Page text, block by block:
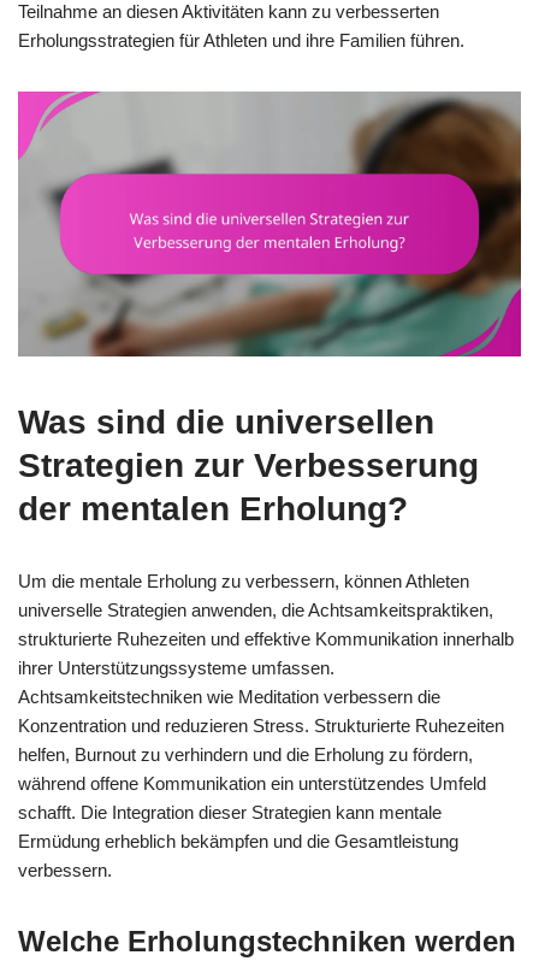
Teilnahme an diesen Aktivitäten kann zu verbesserten
Erholungsstrategien für Athleten und ihre Familien führen.
Was sind die universellen
Strategien zur Verbesserung
der mentalen Erholung?
Um die mentale Erholung zu verbessern, können Athleten
universelle Strategien anwenden, die Achtsamkeitspraktiken,
strukturierte Ruhezeiten und effektive Kommunikation innerhalb
ihrer Unterstützungssysteme umfassen.
Achtsamkeitstechniken wie Meditation verbessern die
Konzentration und reduzieren Stress. Strukturierte Ruhezeiten
helfen, Burnout zu verhindern und die Erholung zu fördern,
während offene Kommunikation ein unterstützendes Umfeld
schafft. Die Integration dieser Strategien kann mentale
Ermüdung erheblich bekämpfen und die Gesamtleistung
verbessern.
Welche Erholungstechniken werden